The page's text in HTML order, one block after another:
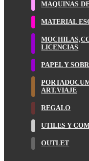
MAQUINAS
MATERIAL
LICENCIAS
PAPEL Y
ART.VIAJE
REGALO
UTILES Y
OUTLET